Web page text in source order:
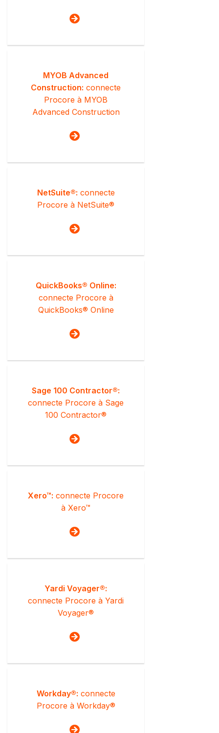
MYOB Advanced
Construction: connecte
Procore à MYOB
Advanced Construction
NetSuite®: connecte
Procore à NetSuite®
QuickBooks® Online:
connecte Procore à
QuickBooks® Online
Sage 100 Contractor®:
connecte Procore à Sage
100 Contractor®
Xero™: connecte Procore
à Xero™
Yardi Voyager®:
connecte Procore à Yardi
Voyager®
Workday®: connecte
Procore à Workday®